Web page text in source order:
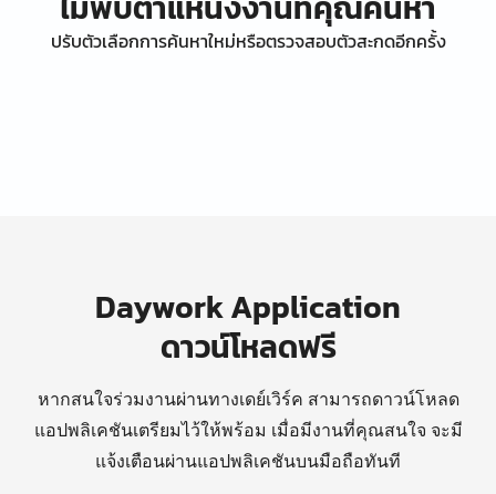
ปรับตัวเลือกการค้นหาใหม่หรือตรวจสอบตัวสะกดอีกครั้ง
Daywork Application
ดาวน์โหลดฟรี
หากสนใจร่วมงานผ่านทางเดย์เวิร์ค สามารถดาวน์โหลด
แอปพลิเคชันเตรียมไว้ให้พร้อม เมื่อมีงานที่คุณสนใจ จะมี
แจ้งเตือนผ่านแอปพลิเคชันบนมือถือทันที